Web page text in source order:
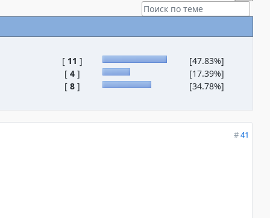
[ 11 ]
[47.83%]
[ 4]
[17.39%]
[ 8] [34.78%]
#41